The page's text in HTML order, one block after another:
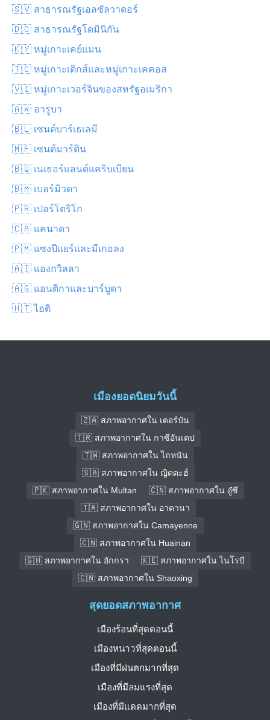
🇸🇻 สาธารณรัฐเอลซัลวาดอร์
🇩🇴 สาธารณรัฐโดมินิกัน
🇰🇾 หมู่เกาะเคย์แมน
🇹🇨 หมู่เกาะเติกส์และหมู่เกาะเคคอส
🇻🇮 หมู่เกาะเวอร์จินของสหรัฐอเมริกา
🇦🇼 อารูบา
🇧🇱 เซนต์บาร์เธเลมี
🇲🇫 เซนต์มาร์ติน
🇧🇶 เนเธอร์แลนด์แคริบเบียน
🇧🇲 เบอร์มิวดา
🇵🇷 เปอร์โตริโก
🇨🇦 แคนาดา
🇵🇲 แซงปีแยร์และมีเกอลง
🇦🇮 แองกวิลลา
🇦🇬 แอนติกาและบาร์บูดา
🇭🇹 ไฮติ
เมืองยอดนิยมวันนี้
🇿🇦 สภาพอากาศใน เดอร์บัน
🇹🇷 สภาพอากาศใน กาซีอันเตป
🇹🇼 สภาพอากาศใน ไถหนัน
🇸🇦 สภาพอากาศใน ญิดดะฮ์
🇵🇰 สภาพอากาศใน Multan
🇨🇳 สภาพอากาศใน อู๋ซี
🇹🇷 สภาพอากาศใน อาดานา
🇬🇳 สภาพอากาศใน Camayenne
🇨🇳 สภาพอากาศใน Huainan
🇬🇭 สภาพอากาศใน อักกรา
🇰🇪 สภาพอากาศใน ไนโรบี
🇨🇳 สภาพอากาศใน Shaoxing
สุดยอดสภาพอากาศ
เมืองร้อนที่สุดตอนนี้
เมืองหนาวที่สุดตอนนี้
เมืองที่มีฝนตกมากที่สุด
เมืองที่มีลมแรงที่สุด
เมืองที่มีแดดมากที่สุด